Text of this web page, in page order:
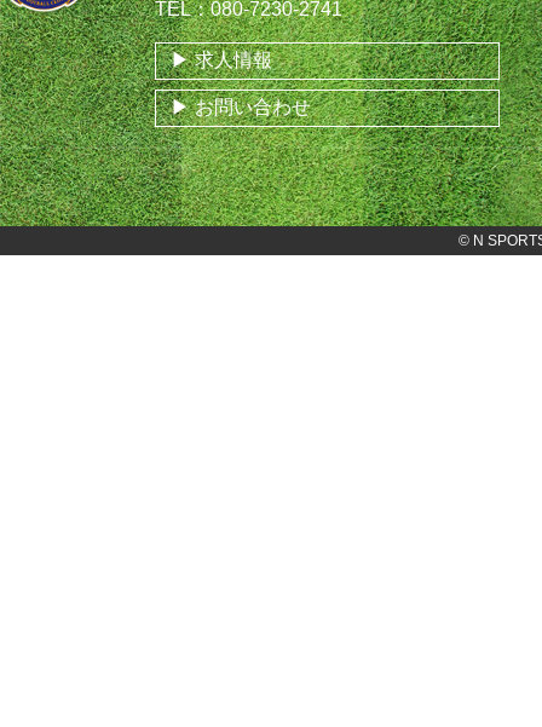
TEL：080-7230-2741
求人情報
お問い合わせ
© N